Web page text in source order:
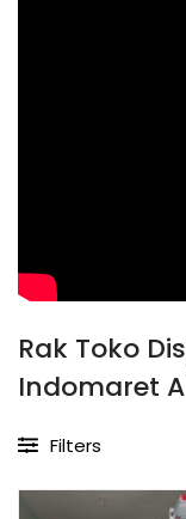
Rak Toko
Indomaret
Filters